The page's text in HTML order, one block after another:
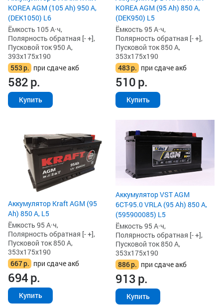
KOREA AGM (105 Ah) 950 А,
(DEK1050) L6
Ёмкость 105 А·ч,
Полярность обратная [- +],
Пусковой ток 950 А,
393x175x190
553р. при сдаче акб
582р.
Купить
KOREA AGM (95 Ah) 850 А,
(DEK950) L5
Ёмкость 95 А·ч,
Полярность обратная [- +],
Пусковой ток 850 А,
353x175x190
483р. при сдаче акб
510р.
Купить
Аккумулятор Kraft AGM (95
Ah) 850 А, L5
Ёмкость 95 А·ч,
Полярность обратная [- +],
Пусковой ток 850 А,
353x175x190
667р. при сдаче акб
694р.
Купить
Аккумулятор VST AGM
6СТ-95.0 VRLA (95 Ah) 850 А,
(595900085) L5
Ёмкость 95 А·ч,
Полярность обратная [- +],
Пусковой ток 850 А,
353x175x190
886р. при сдаче акб
913р.
Купить